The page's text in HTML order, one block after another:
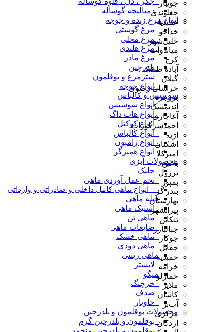
_دمبالیچه گوساله
انواع مرغ زنده و جوجه
_مرغ گوشتی
_مرغ محلی
_مرغ هلندی
_مرغ مادر
_بلدرچین
_شترمرغ و بوقلمون
_انواع جوجه
سوسیس و کالباس
_انواع سوسیس
_انواع هات داگ
_انواع کوکتل
_انواع کالباس
_انواع ژامبون
_انواع همبرگر
محصولات آبزی
_جلبک
_تخم عمل آوردی ماهی
— انواع ماهی کامل داخلی و صادراتی و وارداتی
فیله ماهی
_استیک ماهی
_ماهی تن
_ضایعات ماهی
_ماهی خشک
_ماهی دودی
ماهی زینتی
_لابستر
میگو
_خرچنگ
_صدف
_خاویار
محصولات بوقلمون و بلدرچین
_بوقلمون و بلدرچین گرم
جویبار
چغلوندی
حمیدیا
خداجو
خلیل‌شهر
میاندوآب
کرج
آباده طشک
گیلان
خراسان رضوی
بروجرد
اندیمشک
آغاجاری
احمدسرگوراب
اژیه
اشکنان
امیرکلا
باغین
برزول
بمپور
بندر گز
بهارستان
پیرانشهر
تنکابن
جبالبارز
جوکار
چقابل
حمیدیه
خرامه
خمارلو
ملایر
کاشان
آب‌بر
مرکزی
اردکان